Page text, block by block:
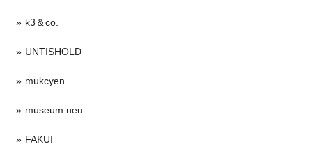
k3＆co.
UNTISHOLD
mukcyen
museum neu
FAKUI